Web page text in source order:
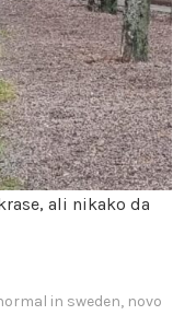
ali nikako da
in sweden, novo